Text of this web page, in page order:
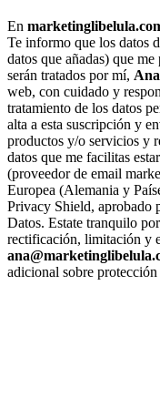
En
Te informo que los datos
datos que añadas) que
serán tratados por mí,
web, con cuidado y
tratamiento de los datos
alta a esta suscripción y
productos y/o servicios y
datos que me facilitas
(proveedor de email
Europea (Alemania y
Privacy Shield, aprobado
Datos. Estate tranquilo
rectificación, limitación y
adicional sobre protección